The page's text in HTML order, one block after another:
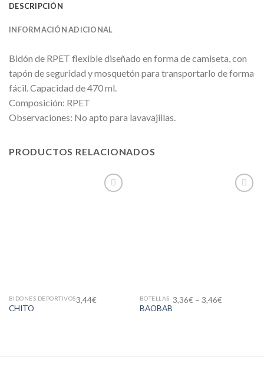
DESCRIPCIÓN
INFORMACIÓN ADICIONAL
Bidón de RPET flexible diseñado en forma de camiseta, con
tapón de seguridad y mosquetón para transportarlo de forma
fácil. Capacidad de 470 ml.
Composición: RPET
Observaciones: No apto para lavavajillas.
PRODUCTOS RELACIONADOS
BIDONES DEPORTIVOS
CHITO
3,44€ BOTELLAS
BAOBAB
3,36€– 3,46€